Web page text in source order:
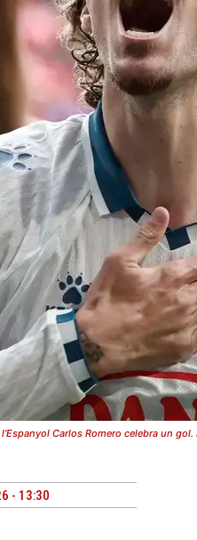
Carlos Romero celebra un gol.
- 13:30